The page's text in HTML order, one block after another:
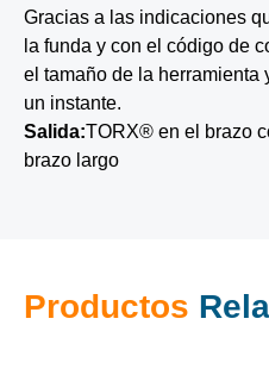
Gracias a las indicaciones
la funda y con el código de
el tamaño de la herramienta
un instante.
Salida:TORX® en el brazo
brazo largo
Productos